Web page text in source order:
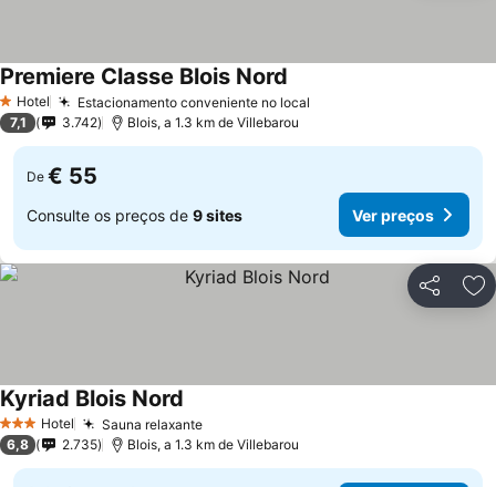
1 Estrelas
Hotel Estacionamento conveniente no local
Premiere Classe Blois Nord
7,1 3.742 Blois, a 1.3 km de Villebarou
De € 55
Consulte os preços de 9 sites Ver preços
Partilhar
3 EstrelasHotel Sauna relaxanteVer preços
Kyriad Blois Nord
6,8 2.735 Blois, a 1.3 km de Villebarou